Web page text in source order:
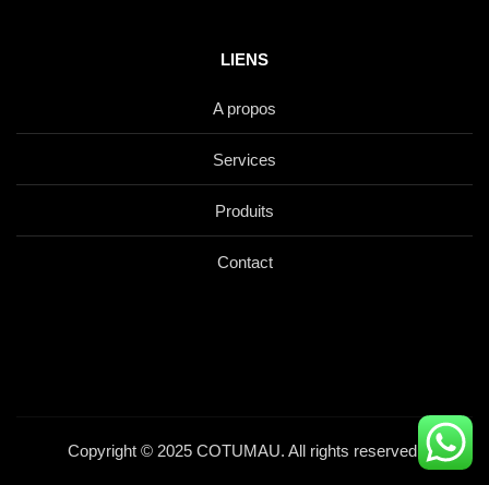
LIENS
A propos
Services
Produits
Contact
Copyright © 2025 COTUMAU. All rights reserved.